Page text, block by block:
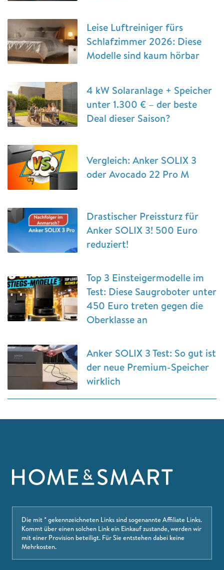
Leise Luftreiniger fürs
Schlafzimmer 2026: Diese
Modelle sind kaum hörbar
4 kW Solaranlage + Speicher
unter 1.300 € – der beste
Deal dieser Saison?
Vergleich: Anker SOLIX 3
oder Avocado 22 Pro M
Drastischer Preissturz für
Anker SOLIX 3! 500 Euro
reduziert!
Top 3 Einsteigermodelle im
Test: Diese Saugroboter unter
450 Euro treten gegen die
Oberklasse an
Anker SOLIX 3 Test: So gut ist
der neue Premium-Speicher
wirklich
Die mit * gekennzeichneten Links sind sogenannte Affiliate Links.
Kommt über einen solchen Link ein Einkauf zustande, werden wir
mit einer Provision beteiligt. Für Sie entstehen dabei keine
Mehrkosten.